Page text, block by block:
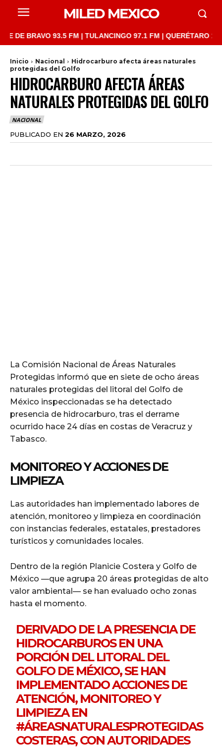
MILED MEXICO
93.5 FM | TULANCINGO 97.1 FM | QUERÉTARO 103.1
Inicio Nacional
Hidrocarburo afecta áreas naturales
protegidas del Golfo
HIDROCARBURO AFECTA ÁREAS
NATURALES PROTEGIDAS DEL GOLFO
NACIONAL
PUBLICADO EN 26 MARZO, 2026
La Comisión Nacional de Áreas Naturales
Protegidas informó que en siete de ocho áreas
naturales protegidas del litoral del Golfo de
México inspeccionadas se ha detectado
presencia de hidrocarburo, tras el derrame
ocurrido hace 24 días en costas de Veracruz y
Tabasco.
MONITOREO Y ACCIONES DE
LIMPIEZA
Las autoridades han implementado labores de
atención, monitoreo y limpieza en coordinación
con instancias federales, estatales, prestadores
turísticos y comunidades locales.
Dentro de la región Planicie Costera y Golfo de
México —que agrupa 20 áreas protegidas de alto
valor ambiental— se han evaluado ocho zonas
hasta el momento.
DERIVADO DE LA PRESENCIA DE
HIDROCARBUROS EN UNA
PORCIÓN DEL LITORAL DEL
GOLFO DE MÉXICO, SE HAN
IMPLEMENTADO ACCIONES DE
ATENCIÓN, MONITOREO Y
LIMPIEZA EN
#ÁREASNATURALESPROTEGIDAS
COSTERAS, CON AUTORIDADES